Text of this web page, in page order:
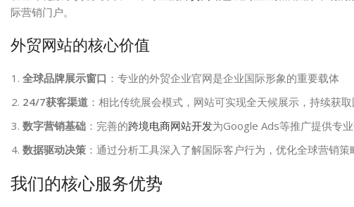
际营销门户。
外贸网站的核心价值
全球品牌展示窗口 ：专业的外贸企业官网是企业国际形象的重要载体
24/7获客渠道 ：相比传统展会模式，网站可实现全天候展示，持续获
数字营销基础 ：完善的跨境电商网站开发为Google Ads等推广提供专
数据驱动决策 ：通过分析工具深入了解国际客户行为，优化全球营销策
我们的核心服务优势